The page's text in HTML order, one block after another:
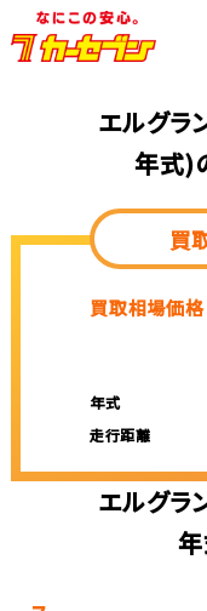
エルグラ
年式)
買
買取相場価格
年式
走行距離
エルグラ